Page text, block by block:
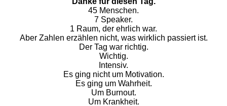
45 Menschen.
7 Speaker.
1 Raum, der ehrlich war.
Aber Zahlen erzählen nicht, was wirklich passiert ist.
Der Tag war richtig.
Wichtig.
Intensiv.
Es ging nicht um Motivation.
Es ging um Wahrheit.
Um Burnout.
Um Krankheit.